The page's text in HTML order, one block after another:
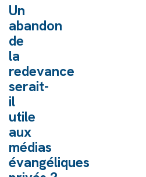
Un
abandon
de
la
redevance
serait-
il
utile
aux
médias
évangéliques